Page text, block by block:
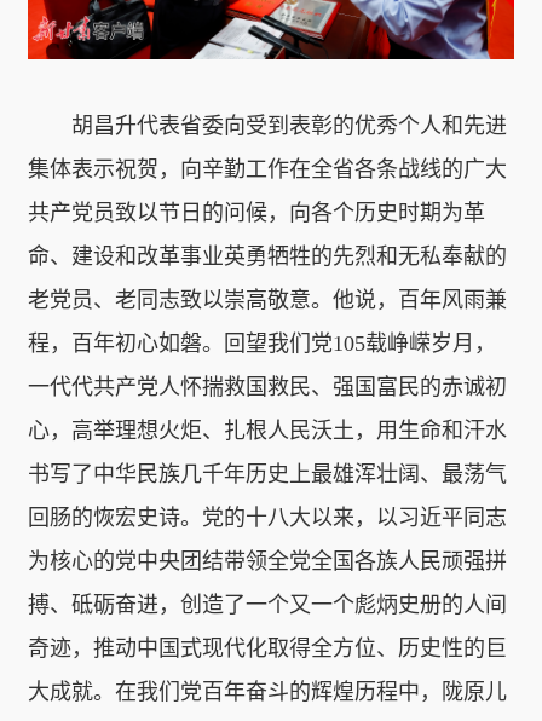
胡昌升代表省委向受到表彰的优秀个人和先进
集体表示祝贺，向辛勤工作在全省各条战线的广大
共产党员致以节日的问候，向各个历史时期为革
命、建设和改革事业英勇牺牲的先烈和无私奉献的
老党员、老同志致以崇高敬意。他说，百年风雨兼
程，百年初心如磐。回望我们党105载峥嵘岁月，
一代代共产党人怀揣救国救民、强国富民的赤诚初
心，高举理想火炬、扎根人民沃土，用生命和汗水
书写了中华民族几千年历史上最雄浑壮阔、最荡气
回肠的恢宏史诗。党的十八大以来，以习近平同志
为核心的党中央团结带领全党全国各族人民顽强拼
搏、砥砺奋进，创造了一个又一个彪炳史册的人间
奇迹，推动中国式现代化取得全方位、历史性的巨
大成就。在我们党百年奋斗的辉煌历程中，陇原儿